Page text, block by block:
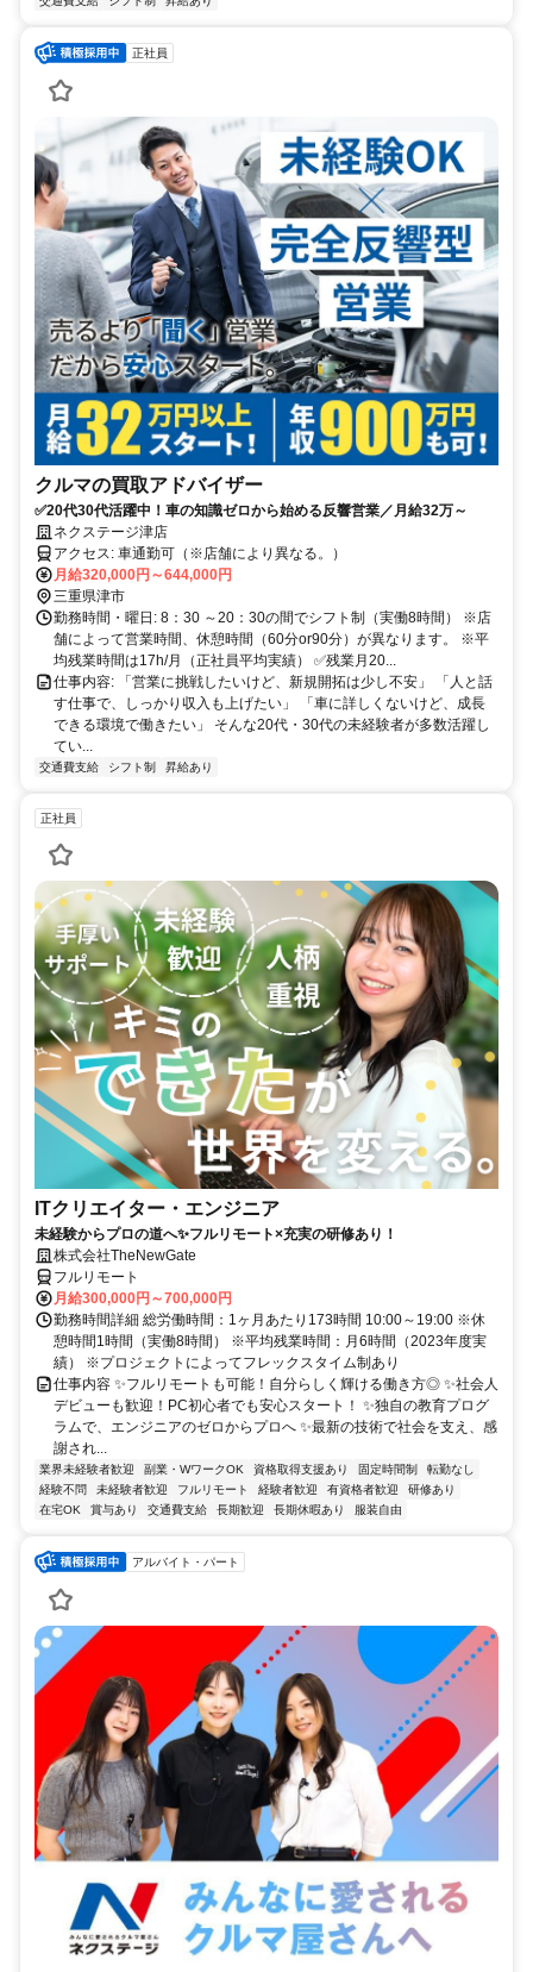
正社員
クルマの買取アドバイザー
✅20代30代活躍中！車の知識ゼロから始める反響営業／月給32万～
ネクステージ津店
アクセス: 車通勤可（※店舗により異なる。）
月給320,000円～644,000円
三重県津市
勤務時間・曜日: 8：30 ～20：30の間でシフト制（実働8時間） ※店
舗によって営業時間、休憩時間（60分or90分）が異なります。 ※平
均残業時間は17h/月（正社員平均実績） ✅残業月20...
仕事内容: 「営業に挑戦したいけど、新規開拓は少し不安」 「人と話
す仕事で、しっかり収入も上げたい」 「車に詳しくないけど、成長
できる環境で働きたい」 そんな20代・30代の未経験者が多数活躍し
てい...
交通費支給 シフト制 昇給あり
正社員
ITクリエイター・エンジニア
未経験からプロの道へ✨フルリモート×充実の研修あり！
株式会社TheNewGate
フルリモート
月給300,000円～700,000円
勤務時間詳細 総労働時間：1ヶ月あたり173時間 10:00～19:00 ※休
憩時間1時間（実働8時間） ※平均残業時間：月6時間（2023年度実
績） ※プロジェクトによってフレックスタイム制あり
仕事内容 ✨フルリモートも可能！自分らしく輝ける働き方◎ ✨社会人
デビューも歓迎！PC初心者でも安心スタート！ ✨独自の教育プログ
ラムで、エンジニアのゼロからプロへ ✨最新の技術で社会を支え、感
謝され...
業界未経験者歓迎 副業・WワークOK 資格取得支援あり 固定時間制
転勤なし
経験不問
未経験者歓迎 フルリモート 経験者歓迎 有資格者歓迎
研修あり
在宅OK
賞与あり 交通費支給 長期歓迎 長期休暇あり 服装自由
アルバイト・パート